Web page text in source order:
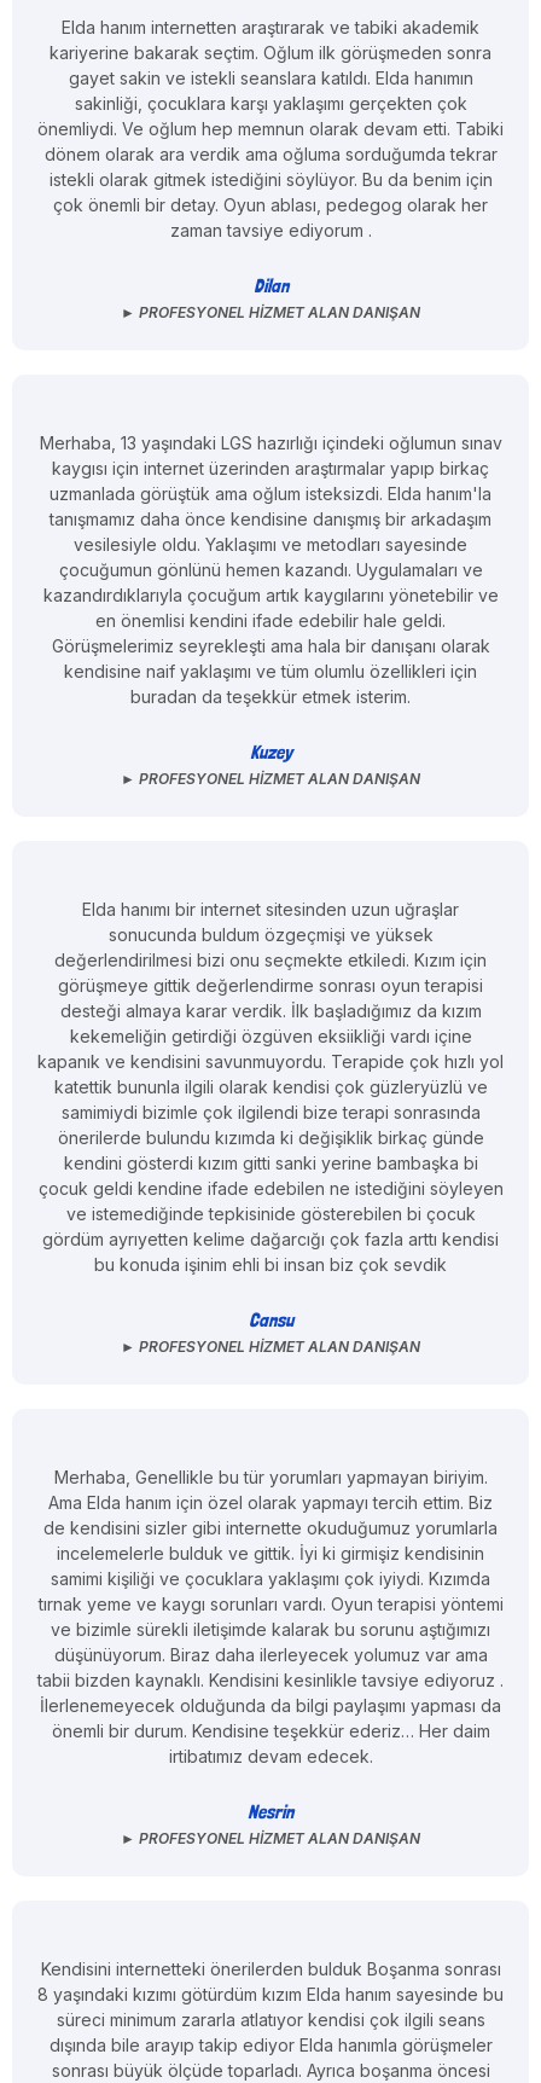
Elda hanım internetten araştırarak ve tabiki akademik
kariyerine bakarak seçtim. Oğlum ilk görüşmeden sonra
gayet sakin ve istekli seanslara katıldı. Elda hanımın
sakinliği, çocuklara karşı yaklaşımı gerçekten çok
önemliydi. Ve oğlum hep memnun olarak devam etti. Tabiki
dönem olarak ara verdik ama oğluma sorduğumda tekrar
istekli olarak gitmek istediğini söylüyor. Bu da benim için
çok önemli bir detay. Oyun ablası, pedegog olarak her
zaman tavsiye ediyorum .
Dilan
► PROFESYONEL HIZMET ALAN DANIŞAN
Merhaba, 13 yaşındaki LGS hazırlığı içindeki oğlumun sınav
kaygısı için internet üzerinden araştırmalar yapıp birkaç
uzmanlada görüştük ama oğlum isteksizdi. Elda hanım'la
tanışmamız daha önce kendisine danışmış bir arkadaşım
vesilesiyle oldu. Yaklaşımı ve metodları sayesinde
çocuğumun gönlünü hemen kazandı. Uygulamaları ve
kazandırdıklarıyla çocuğum artık kaygılarını yönetebilir ve
en önemlisi kendini ifade edebilir hale geldi.
Görüşmelerimiz seyrekleşti ama hala bir danışanı olarak
kendisine naif yaklaşımı ve tüm olumlu özellikleri için
buradan da teşekkür etmek isterim.
Kuzey
► PROFESYONEL HIZMET ALAN DANIŞAN
Elda hanımı bir internet sitesinden uzun uğraşlar
sonucunda buldum özgeçmişi ve yüksek
değerlendirilmesi bizi onu seçmekte etkiledi. Kızım için
görüşmeye gittik değerlendirme sonrası oyun terapisi
desteği almaya karar verdik. İlk başladığımız da kızım
kekemeliğin getirdiği özgüven eksiikliği vardı içine
kapanık ve kendisini savunmuyordu. Terapide çok hızlı yol
katettik bununla ilgili olarak kendisi çok güzleryüzlü ve
samimiydi bizimle çok ilgilendi bize terapi sonrasında
önerilerde bulundu kızımda ki değişiklik birkaç günde
kendini gösterdi kızım gitti sanki yerine bambaşka bi
çocuk geldi kendine ifade edebilen ne istediğini söyleyen
ve istemediğinde tepkisinide gösterebilen bi çocuk
gördüm ayrıyetten kelime dağarcığı çok fazla arttı kendisi
bu konuda işinim ehli bi insan biz çok sevdik
Cansu
► PROFESYONEL HIZMET ALAN DANIŞAN
Merhaba, Genellikle bu tür yorumları yapmayan biriyim.
Ama Elda hanım için özel olarak yapmayı tercih ettim. Biz
de kendisini sizler gibi internette okuduğumuz yorumlarla
incelemelerle bulduk ve gittik. İyi ki girmişiz kendisinin
samimi kişiliği ve çocuklara yaklaşımı çok iyiydi. Kızımda
tırnak yeme ve kaygı sorunları vardı. Oyun terapisi yöntemi
ve bizimle sürekli iletişimde kalarak bu sorunu aştığımızı
düşünüyorum. Biraz daha ilerleyecek yolumuz var ama
tabii bizden kaynaklı. Kendisini kesinlikle tavsiye ediyoruz .
İlerlenemeyecek olduğunda da bilgi paylaşımı yapması da
önemli bir durum. Kendisine teşekkür ederiz… Her daim
irtibatımız devam edecek.
Nesrin
► PROFESYONEL HIZMET ALAN DANIŞAN
Kendisini internetteki önerilerden bulduk Boşanma sonrası
8 yaşındaki kızımı götürdüm kızım Elda hanım sayesinde bu
süreci minimum zararla atlatıyor kendisi çok ilgili seans
dışında bile arayıp takip ediyor Elda hanımla görüşmeler
sonrası büyük ölçüde toparladı. Ayrıca boşanma öncesi